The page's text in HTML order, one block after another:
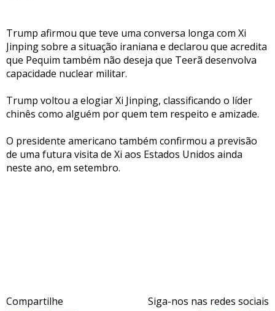
Trump afirmou que teve uma conversa longa com Xi
Jinping sobre a situação iraniana e declarou que acredita
que Pequim também não deseja que Teerã desenvolva
capacidade nuclear militar.
Trump voltou a elogiar Xi Jinping, classificando o líder
chinês como alguém por quem tem respeito e amizade.
O presidente americano também confirmou a previsão
de uma futura visita de Xi aos Estados Unidos ainda
neste ano, em setembro.
Compartilhe Siga-nos nas redes sociais